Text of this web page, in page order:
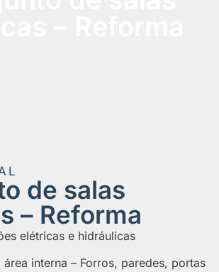
de salas
– Reforma
elétricas e hidráulicas
área interna – Forros, paredes, portas